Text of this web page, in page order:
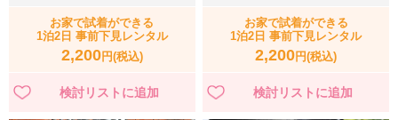
お家で試着ができる
1泊2日 事前下見レンタル
2,200円(税込)
お家で試着ができる
1泊2日 事前下見レンタル
2,200円(税込)